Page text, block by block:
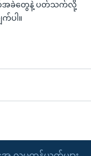
က်အခဲတွေနဲ့ ပတ်သက်လို့
ပါ။